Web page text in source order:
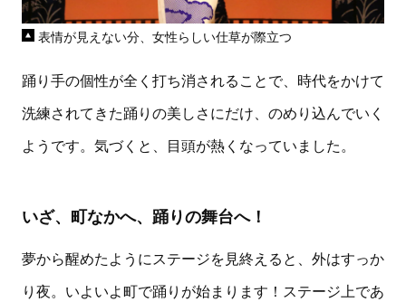
表情が見えない分、女性らしい仕草が際立つ
踊り手の個性が全く打ち消されることで、時代をかけて
洗練されてきた踊りの美しさにだけ、のめり込んでいく
ようです。気づくと、目頭が熱くなっていました。
いざ、町なかへ、踊りの舞台へ！
夢から醒めたようにステージを見終えると、外はすっか
り夜。いよいよ町で踊りが始まります！ステージ上であ